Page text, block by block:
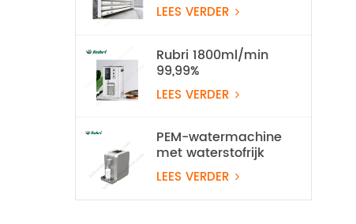
LEES VERDER
Rubri 1800ml/min
99,99%
waterstofinhalatieapparaat
LEES VERDER
PEM-watermachine
met waterstofrijk
water
LEES VERDER